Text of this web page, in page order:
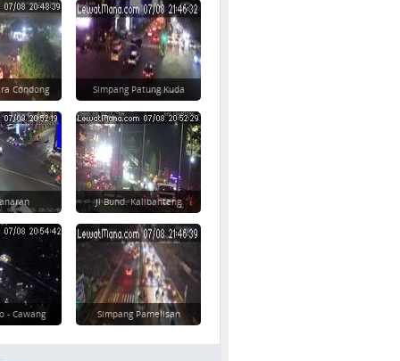
Condong Simpang Patung Kuda
Jl Bund. Kalibanteng
- Cawang Simpang Pamelisan